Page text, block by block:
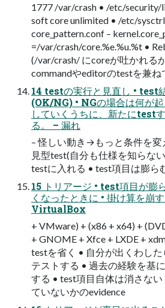
1777 /var/crash • /etc/security/
soft core unlimited • /etc/
core_pattern.conf –
=/var/crash/core.%e.%u.%t •
(/var/crash/ にcoreが吐かれる
commandやeditorのtestを兼ね
14 testの実行と見直し • test
(OK/NG) • NGの場合は何が
していくうちに、新たにtest
る。 – 漏れ
– 怪しい動き→もっと条件を変
見型test(自分も仕様を知らな
testに入れる • test項目は膨ら
15 トリアージ • test項目が膨
くなったときに • 掛け算を崩
VirtualBox
+ VMware) + (x86 + x64) +
+ GNOME + Xfce + LXDE +
testを省く • 自分が出くわし
テストする • 過去の経験を基
する • test項目自体は消さない
ていないかのevidence